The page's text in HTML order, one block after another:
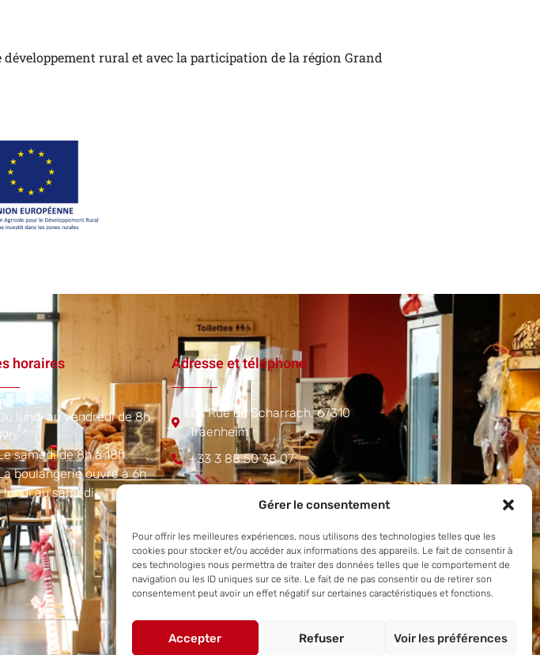
Gérer le consentement
Pour offrir les meilleures expériences, nous utilisons des technologies telles que les
cookies pour stocker et/ou accéder aux informations des appareils. Le fait de consentir à
ces technologies nous permettra de traiter des données telles que le comportement de
navigation ou les ID uniques sur ce site. Le fait de ne pas consentir ou de retirer son
consentement peut avoir un effet négatif sur certaines caractéristiques et fonctions.
Accepter Refuser Voir les préférences
rural et avec la participation de la région Grand
horaires
lundi au vendredi de 8h
samedi de 8h à 18h.
boulangerie ouvre à 6h
lundi au samedi.​
Adresse et téléphone
1 A Rue du Scharrach, 67310
Traenheim
+33 3 88 50 38 07